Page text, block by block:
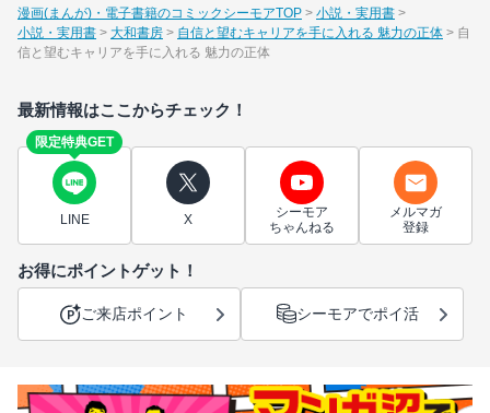
漫画(まんが)・電子書籍のコミックシーモアTOP
小説・実用書
小説・実用書
大和書房 自信と望むキャリアを手に入れる 魅力の正体
自
信と望むキャリアを手に入れる 魅力の正体
最新情報はここからチェック！
限定特典GET
LINE X
シーモア
ちゃんねる
メルマガ
登録
お得にポイントゲット！
ご来店ポイント シーモアでポイ活